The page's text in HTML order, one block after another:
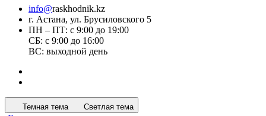
info@raskhodnik.kz
г. Астана, ул. Брусиловского 5
ПН – ПТ: с 9:00 до 19:00
СБ: с 9:00 до 16:00
ВС: выходной день
Темная тема Светлая тема